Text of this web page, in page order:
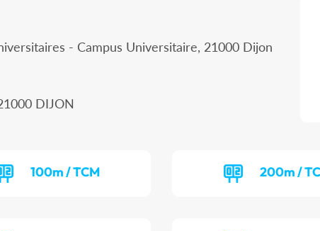
- Campus Universitaire, 21000 Dijon
DIJON
100m / TCM 200m /